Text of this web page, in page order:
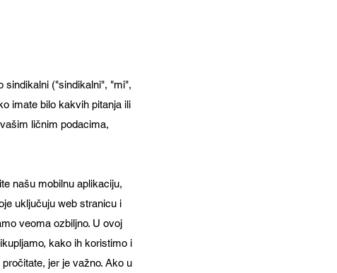
sindikalni ("sindikalni", "mi",
imate bilo kakvih pitanja ili
ličnim podacima,
našu mobilnu aplikaciju,
uključuju web stranicu i
veoma ozbiljno. U ovoj
kako ih koristimo i
jer je važno. Ako u